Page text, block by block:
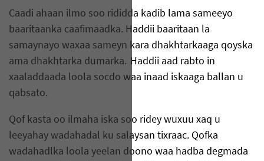
Caadi ahaan ilmo soo rididda kadib lama sameeyo
baaritaanka caafimaadka. Haddii baaritaan la
samaynayo waxaa sameyn kara dhakhtarkaaga qoyska
ama dhakhtarka dumarka. Haddii aad rabto in
xaaladdaada loola socdo waa inaad iskaaga ballan u
qabsato.
Qof kasta oo ilmaha iska soo ridey wuxuu xaq u
leeyahay wadahadal ku salaysan tixraac. Qofka
wadahadlka loola yeelan doono waa hadba degmada